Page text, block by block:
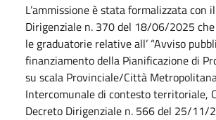
L’ammissione è stata formalizzata con
Dirigenziale n. 370 del 18/06/2025
le graduatorie relative all’ “Avviso
finanziamento della Pianificazione di
su scala Provinciale/Città
Intercomunale di contesto territoriale,
Decreto Dirigenziale n. 566 del 25/11/